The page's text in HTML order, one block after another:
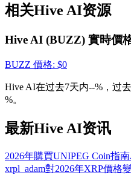
貴金屬財富季 · 交易巔峰
USDT 新手理財 10%
新用戶專享 BTC 6.5%
相关Hive AI资源
Hive AI (BUZZ) 實時價
BUZZ 價格: $0
Hive AI在过去7天内--%，过
%。
最新Hive AI资讯
2026年購買UNIPEG Coin指南
xrpl_adam對2026年XRP價格